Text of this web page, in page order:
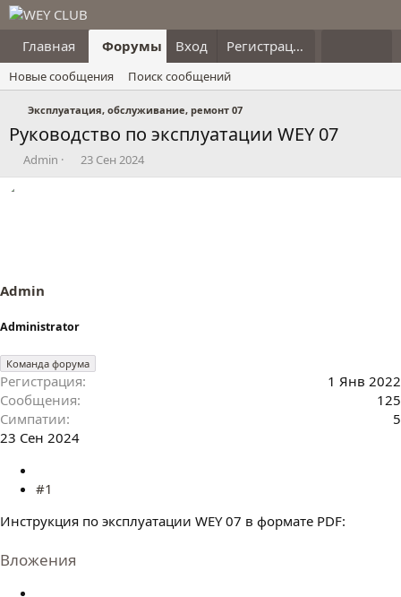
Главная Форумы Что нового?
Вход Регистрация
Новые сообщения Поиск сообщений
Эксплуатация, обслуживание, ремонт 07
Руководство по эксплуатации WEY 07
А
в
ы
Admin
Д
а
23 Сен 2024
Admin
Administrator
Команда форума
Регистрация
1 Янв 2022
Сообщения
125
Симпатии
5
23 Сен 2024
#1
Инструкция по эксплуатации WEY 07 в формате PDF:
Вложения